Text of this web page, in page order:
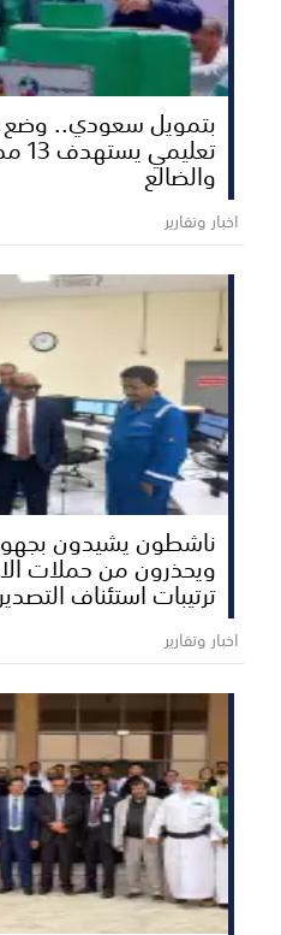
بتمويل سعودي..
والضالع
اخبار وتقارير
ناشطون يشيدون
ويحذرون من حملات
ترتيبات استئناف التصدير
اخبار وتقارير